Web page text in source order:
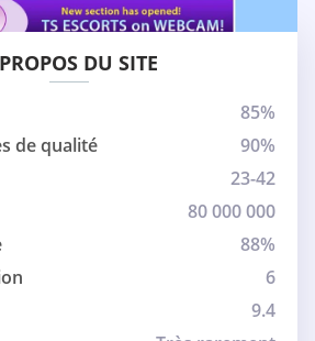
DU SITE
85%
de qualité
90%
23-42
80 000 000
88%
6
9.4